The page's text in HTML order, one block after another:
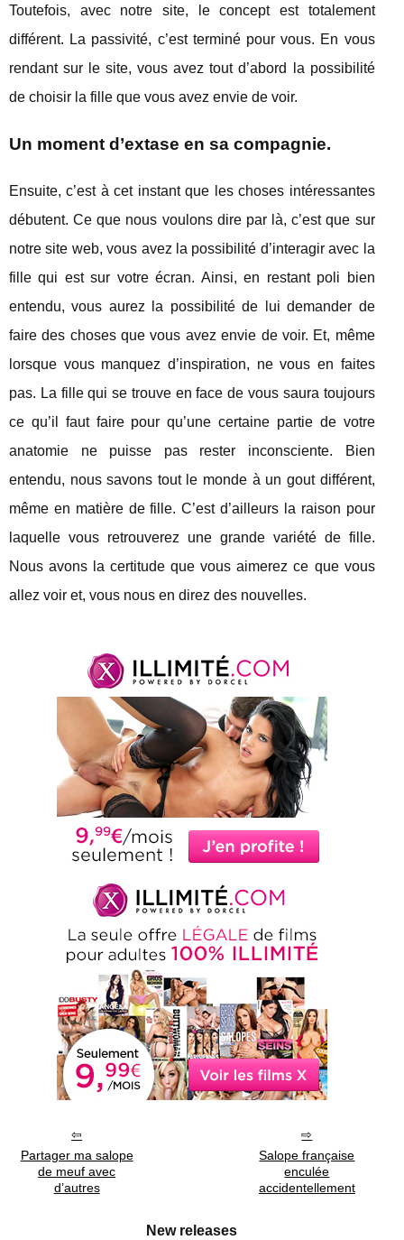
Toutefois, avec notre site, le concept est totalement
différent. La passivité, c’est terminé pour vous. En vous
rendant sur le site, vous avez tout d’abord la possibilité
de choisir la fille que vous avez envie de voir.
Un moment d’extase en sa compagnie.
Ensuite, c’est à cet instant que les choses intéressantes
débutent. Ce que nous voulons dire par là, c’est que sur
notre site web, vous avez la possibilité d’interagir avec la
fille qui est sur votre écran. Ainsi, en restant poli bien
entendu, vous aurez la possibilité de lui demander de
faire des choses que vous avez envie de voir. Et, même
lorsque vous manquez d’inspiration, ne vous en faites
pas. La fille qui se trouve en face de vous saura toujours
ce qu’il faut faire pour qu’une certaine partie de votre
anatomie ne puisse pas rester inconsciente. Bien
entendu, nous savons tout le monde à un gout différent,
même en matière de fille. C’est d’ailleurs la raison pour
laquelle vous retrouverez une grande variété de fille.
Nous avons la certitude que vous aimerez ce que vous
allez voir et, vous nous en direz des nouvelles.
Partager ma salope
de meuf avec
d’autres
Salope française
enculée
accidentellement
New releases